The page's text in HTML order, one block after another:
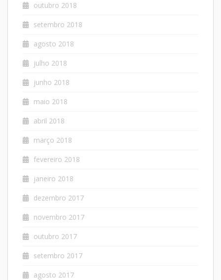
outubro 2018
setembro 2018
agosto 2018
julho 2018
junho 2018
maio 2018
abril 2018
março 2018
fevereiro 2018
janeiro 2018
dezembro 2017
novembro 2017
outubro 2017
setembro 2017
agosto 2017